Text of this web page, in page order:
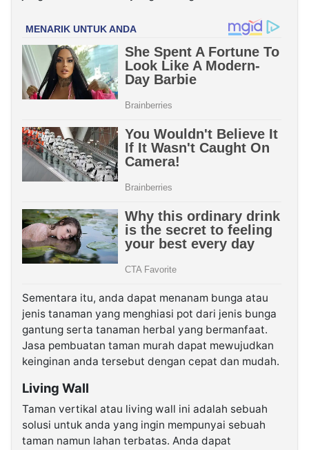
Sementara itu, anda dapat menanam bunga atau
jenis tanaman yang menghiasi pot dari jenis bunga
gantung serta tanaman herbal yang bermanfaat.
Jasa pembuatan taman murah dapat mewujudkan
keinginan anda tersebut dengan cepat dan mudah.
Living Wall
Taman vertikal atau living wall ini adalah sebuah
solusi untuk anda yang ingin mempunyai sebuah
taman namun lahan terbatas. Anda dapat